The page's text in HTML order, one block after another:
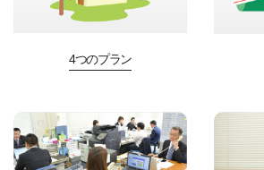
4つのプラン